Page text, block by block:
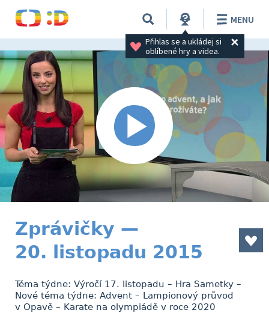
Přihlas se a ukládej si
oblíbené hry a videa.
MENU
Zprávičky —
20. listopadu 2015
Téma týdne: Výročí 17. listopadu – Hra Sametky –
Nové téma týdne: Advent – Lampionový průvod
v Opavě – Karate na olympiádě v roce 2020